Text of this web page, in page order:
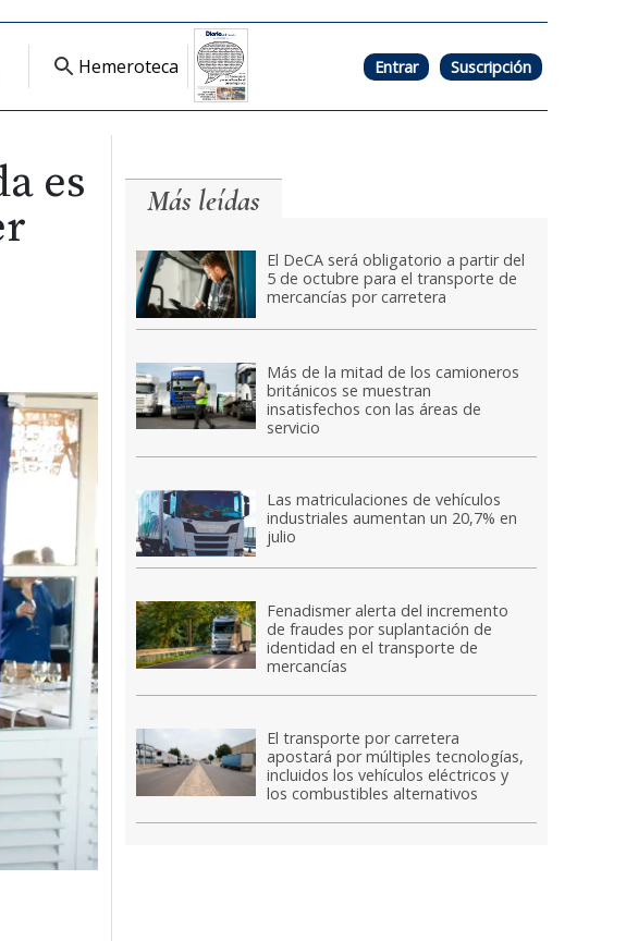
Hemeroteca Entrar Suscripción
es
Más leídas
El DeCA será obligatorio a partir del
5 de octubre para el transporte de
mercancías por carretera
Más de la mitad de los camioneros
británicos se muestran
insatisfechos con las áreas de
servicio
Las matriculaciones de vehículos
industriales aumentan un 20,7% en
julio
Fenadismer alerta del incremento
de fraudes por suplantación de
identidad en el transporte de
mercancías
El transporte por carretera
apostará por múltiples tecnologías,
incluidos los vehículos eléctricos y
los combustibles alternativos